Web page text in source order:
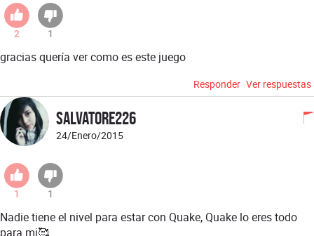
2 1
gracias quería ver como es este juego
Responder Ver respuestas
Salvatore226
24/Enero/2015
1 1
Nadie tiene el nivel para estar con Quake, Quake lo eres todo
para mi🥰